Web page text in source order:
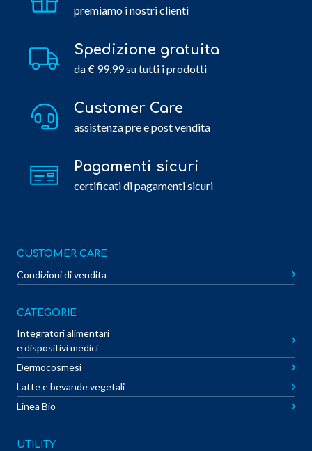
premiamo i nostri clienti
Spedizione gratuita
da € 99,99 su tutti i prodotti
Customer Care
assistenza pre e post vendita
Pagamenti sicuri
certificati di pagamenti sicuri
CUSTOMER CARE
Condizioni di vendita
CATEGORIE
Integratori alimentari
e dispositivi medici
Dermocosmesi
Latte e bevande vegetali
Linea Bio
UTILITY